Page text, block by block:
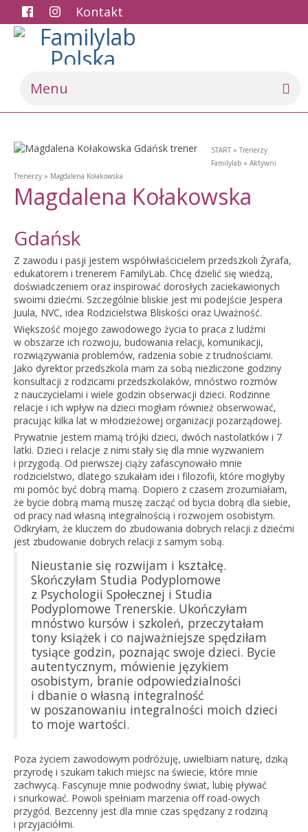
Kontakt
Menu
START » Trenerzy
Familylab » Aktywni
Trenerzy » Magdalena Kołakowska
Magdalena Kołakowska
Gdańsk
Z zawodu i pasji jestem współwłaścicielem przedszkoli Żyrafa,
edukatorem i trenerem FamilyLab. Chcę dzielić się wiedzą,
doświadczeniem oraz inspirować dorosłych zaciekawionych
swoimi dziećmi. Szczególnie bliskie jest mi podejście Jespera
Juula, NVC, idea Rodzicielstwa Bliskości oraz Uważność.
Większość mojego zawodowego życia to praca z ludźmi
w obszarze ich rozwoju, budowania relacji, komunikacji,
rozwiązywania problemów, radzenia sobie z trudnościami.
Jako dyrektor przedszkola mam za sobą niezliczone godziny
konsultacji z rodzicami przedszkolaków, mnóstwo rozmów
z nauczycielami i wiele godzin obserwacji dzieci. Rodzinne
relacje i ich wpływ na dzieci mogłam również obserwować,
pracując kilka lat w młodzieżowej organizacji pozarządowej.
Prywatnie jestem mamą trójki dzieci, dwóch nastolatków i 7
latki. Dzieci i relacje z nimi stały się dla mnie wyzwaniem
i przygodą. Od pierwszej ciąży zafascynowało mnie
rodzicielstwo, dlatego szukałam idei i filozofii, które mogłyby
mi pomóc być dobrą mamą. Dopiero z czasem zrozumiałam,
że bycie dobrą mamą muszę zacząć od bycia dobrą dla siebie,
od pracy nad własną integralnością i rozwojem osobistym.
Odkryłam, że kluczem do zbudowania dobrych relacji z dziećmi
jest zbudowanie dobrych relacji z samym sobą.
Nieustanie się rozwijam i kształcę.
Skończyłam Studia Podyplomowe
z Psychologii Społecznej i Studia
Podyplomowe Trenerskie. Ukończyłam
mnóstwo kursów i szkoleń, przeczytałam
tony książek i co najważniejsze spędziłam
tysiące godzin, poznając swoje dzieci. Bycie
autentycznym, mówienie językiem
osobistym, branie odpowiedzialności
i dbanie o własną integralność
w poszanowaniu integralności moich dzieci
to moje wartości.
Poza życiem zawodowym podróżuję, uwielbiam naturę, dziką
przyrodę i szukam takich miejsc na świecie, które mnie
zachwycą. Fascynuje mnie podwodny świat, lubię pływać
i snurkować. Powoli spełniam marzenia off road-owych
przygód. Bezcenny jest dla mnie czas spędzany z rodziną
i przyjaciółmi.